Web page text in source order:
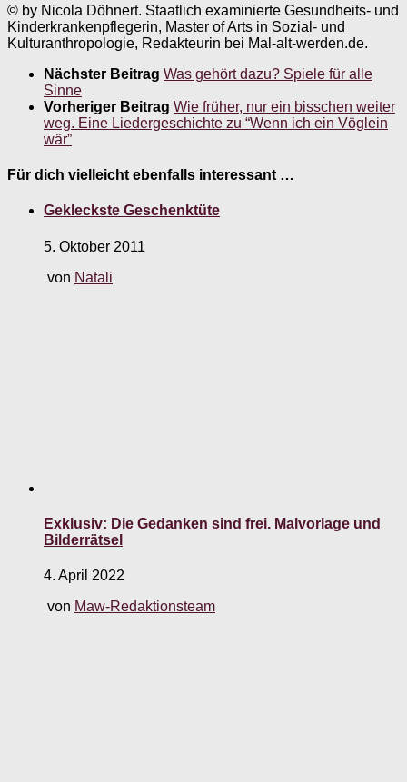
© by Nicola Döhnert. Staatlich examinierte Gesundheits- und
Kinderkrankenpflegerin, Master of Arts in Sozial- und
Kulturanthropologie, Redakteurin bei Mal-alt-werden.de.
Nächster Beitrag Was gehört dazu? Spiele für alle
Sinne
Vorheriger Beitrag Wie früher, nur ein bisschen weiter
weg. Eine Liedergeschichte zu “Wenn ich ein Vöglein
wär”
Für dich vielleicht ebenfalls interessant …
Gekleckste Geschenktüte
5. Oktober 2011
von Natali
Exklusiv: Die Gedanken sind frei. Malvorlage und
Bilderrätsel
4. April 2022
von Maw-Redaktionsteam